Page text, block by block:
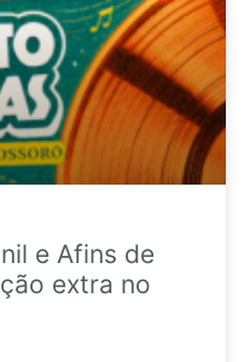
e Afins de
extra no